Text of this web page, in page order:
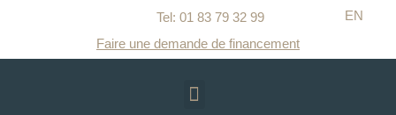
Faire une demande de financement
Tel: 01 83 79 32 99​ EN